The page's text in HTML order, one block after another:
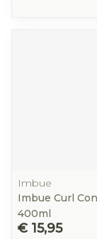
Imbue
Imbue Curl
400ml
€ 15,95